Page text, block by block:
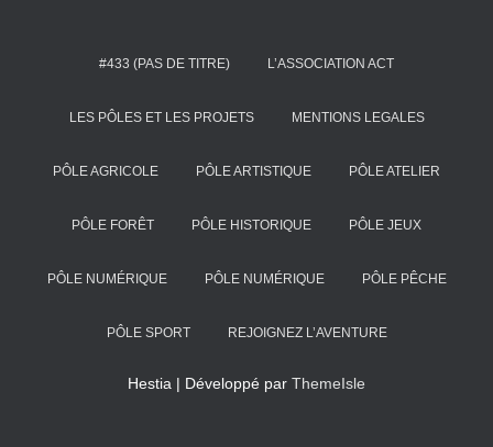
#433 (PAS DE TITRE) L’ASSOCIATION ACT
LES PÔLES ET LES PROJETS MENTIONS LEGALES
PÔLE AGRICOLE PÔLE ARTISTIQUE PÔLE ATELIER
PÔLE FORÊT PÔLE HISTORIQUE PÔLE JEUX
PÔLE NUMÉRIQUE PÔLE NUMÉRIQUE PÔLE PÊCHE
PÔLE SPORT REJOIGNEZ L’AVENTURE
Hestia | Développé par ThemeIsle